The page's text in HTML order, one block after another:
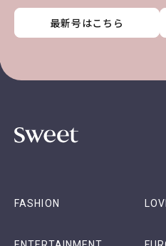
最新号はこちら
最新号はこちら
最新号はこちら
最新号はこちら
FASHION